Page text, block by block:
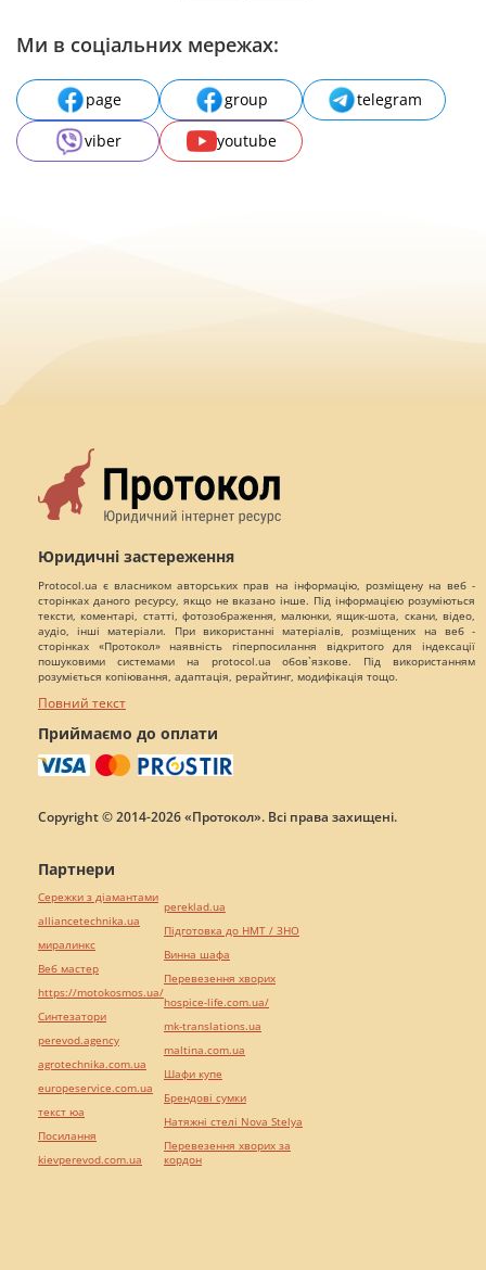
Ми в соціальних мережах:
page group
telegram
viber
youtube
Юридичні застереження
Protocol.ua є власником авторських прав на інформацію, розміщену на веб -
сторінках даного ресурсу, якщо не вказано інше. Під інформацією розуміються
тексти, коментарі, статті, фотозображення, малюнки, ящик-шота, скани, відео,
аудіо, інші матеріали. При використанні матеріалів, розміщених на веб -
сторінках «Протокол» наявність гіперпосилання відкритого для індексації
пошуковими системами на protocol.ua обов`язкове. Під використанням
розуміється копіювання, адаптація, рерайтинг, модифікація тощо.
Повний текст
Приймаємо до оплати
Copyright © 2014-2026 «Протокол». Всі права захищені.
Партнери
Сережки з діамантами
alliancetechnika.ua
миралинкс
Веб мастер
https://motokosmos.ua/
Синтезатори
perevod.agency
agrotechnika.com.ua
europeservice.com.ua
текст юа
Посилання
kievperevod.com.ua
pereklad.ua
Підготовка до НМТ / ЗНО
Винна шафа
Перевезення хворих
hospice-life.com.ua/
mk-translations.ua
maltina.com.ua
Шафи купе
Брендові сумки
Натяжні стелі Nova Stelya
Перевезення хворих за
кордон